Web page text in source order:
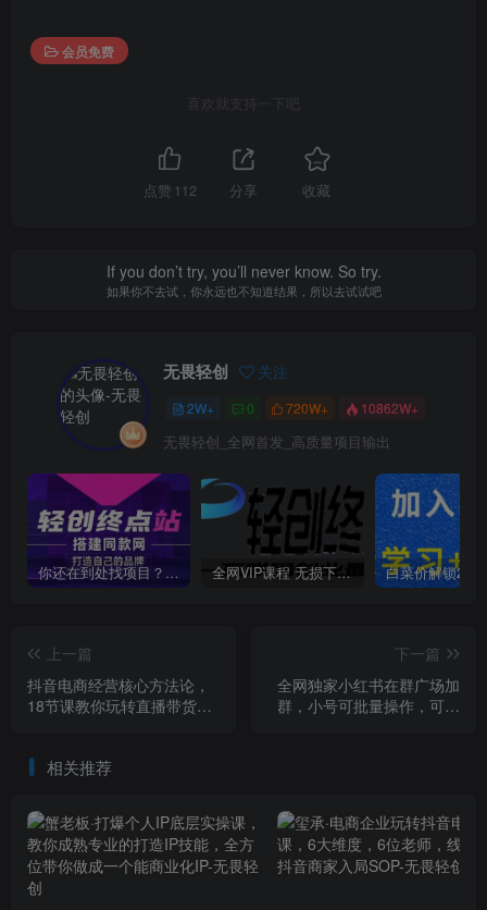
会员免费
喜欢就支持一下吧
点赞 112 分享 收藏
If you don’t try, you’ll never know. So try.
如果你不去试，你永远也不知道结果，所以去试试吧
无畏轻创 关注
2W+ 0 720W+ 10862W+
无畏轻创_全网首发_高质量项目输出
你还在到处找项目？还在当韭菜？我靠卖项目一个月收入5万+，曾经我也是个失败者。 全网VIP课程 无损下载~
上一篇
抖音电商经营核心方法论，
18节课教你玩转直播带货，
下一篇
全网独家小红书在群广场加
群，小号可批量操作，可进
相关推荐